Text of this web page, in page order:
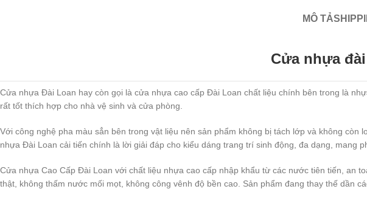
MÔ TẢ
Cửa nhựa
Cửa nhựa Đài Loan hay còn gọi là cửa nhựa cao cấp Đài Loan chất liệu chính bên trong là
rất tốt thích hợp cho nhà vệ sinh và cửa phòng.
Với công nghệ pha màu sẳn bên trong vật liệu nên sản phẩm không bị tách lớp và không
nhựa Đài Loan cải tiến chính là lời giải đáp cho kiểu dáng trang trí sinh động, đa dạng, mang
Cửa nhựa Cao Cấp Đài Loan với chất liệu nhựa cao cấp nhập khẩu từ các nước tiên tiến, an
thật, không thấm nước mối mọt, không công vênh độ bền cao. Sản phẩm đang thay thế dần